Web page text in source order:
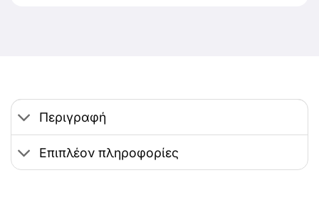
Περιγραφή
Επιπλέον πληροφορίες